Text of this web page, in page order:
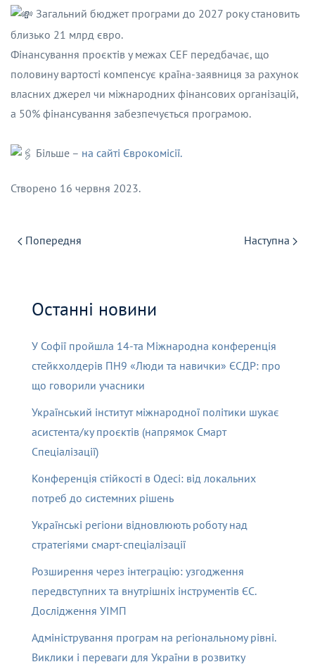
Загальний бюджет програми до 2027 року становить
близько 21 млрд євро.
Фінансування проєктів у межах CEF передбачає, що
половину вартості компенсує країна-заявниця за рахунок
власних джерел чи міжнародних фінансових організацій,
а 50% фінансування забезпечується програмою.
Більше – на сайті Єврокомісії.
Створено 16 червня 2023.
Попередня Наступна
Останні новини
У Софії пройшла 14-та Міжнародна конференція
стейкхолдерів ПН9 «Люди та навички» ЄСДР: про
що говорили учасники
Український інститут міжнародної політики шукає
асистента/ку проєктів (напрямок Смарт
Спеціалізації)
Конференція стійкості в Одесі: від локальних
потреб до системних рішень
Українські регіони відновлюють роботу над
стратегіями смарт-спеціалізації
Розширення через інтеграцію: узгодження
передвступних та внутрішніх інструментів ЄС.
Дослідження УІМП
Адміністрування програм на регіональному рівні.
Виклики і переваги для України в розвитку